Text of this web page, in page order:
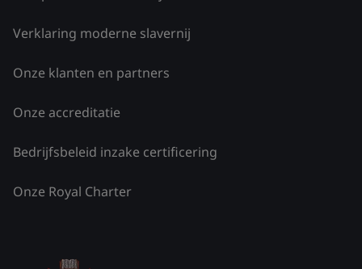
Verklaring moderne slavernij
Onze klanten en partners
Onze accreditatie
Bedrijfsbeleid inzake certificering
Onze Royal Charter